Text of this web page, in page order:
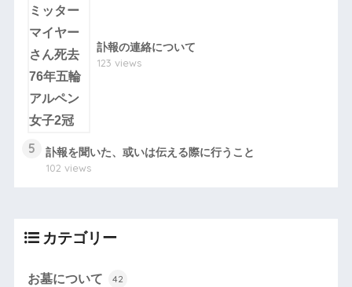
訃報の連絡について
123 views
5
訃報を聞いた、或いは伝える際に行うこと
102 views
カテゴリー
お墓について 42